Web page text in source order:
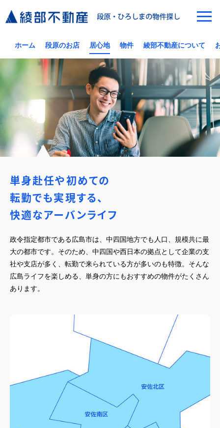
ホーム 段原のお店 居心地 物件 綾部不動産について
単身赴任や初めての
転勤でも実現する、
快適なアーバンライフ
政令指定都市である広島市は、中四国地方でも人口、規模共に最
大の都市です。そのため、中四国や西日本の拠点として企業の支
社や支店が多く、転勤で来られている方が多いのも特徴。そんな
広島ライフを楽しめる、単身の方にもおすすめの物件がたくさん
あります。